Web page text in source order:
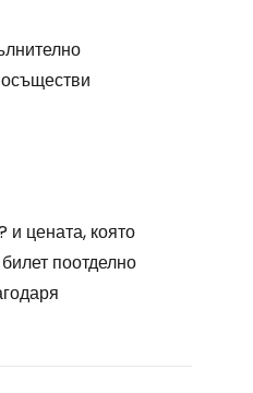
и цената, която
поотделно